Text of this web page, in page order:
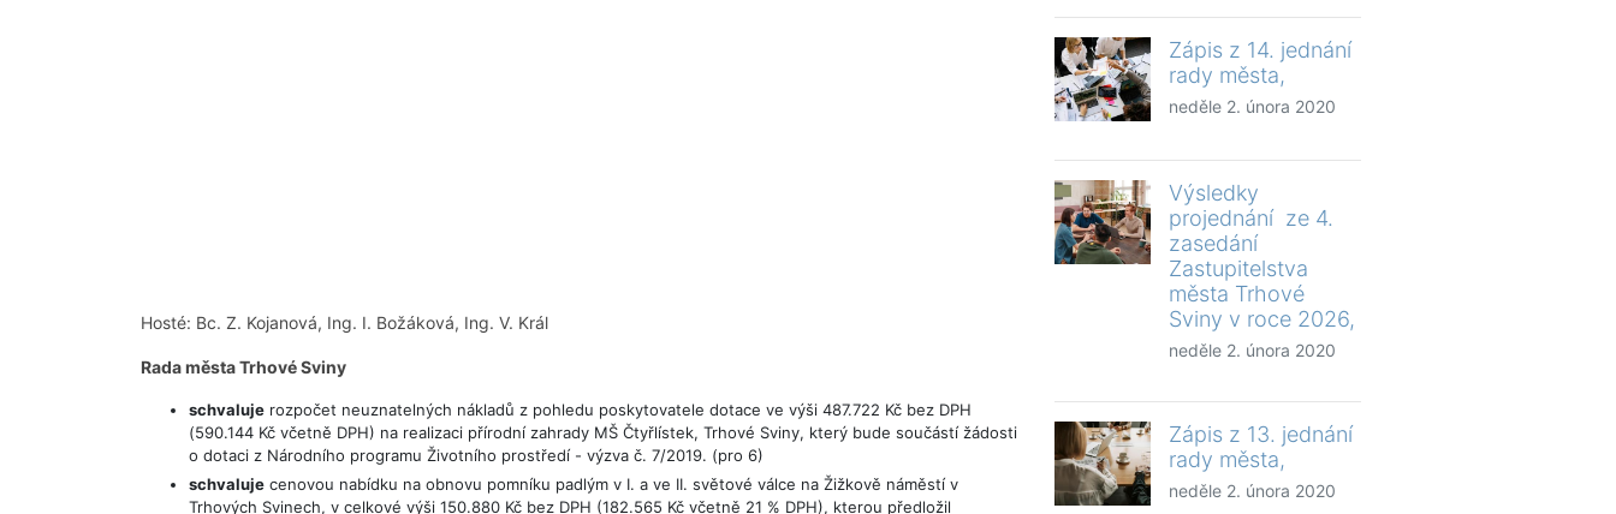
Hosté: Bc. Z. Kojanová, Ing. I. Božáková, Ing. V. Král
Rada města Trhové Sviny
schvaluje rozpočet neuznatelných nákladů z pohledu poskytovatele dotace ve výši 487.722 Kč bez DPH
(590.144 Kč včetně DPH) na realizaci přírodní zahrady MŠ Čtyřlístek, Trhové Sviny, který bude součástí žádosti
o dotaci z Národního programu Životního prostředí - výzva č. 7/2019. (pro 6)
schvaluje cenovou nabídku na obnovu pomníku padlým v I. a ve II. světové válce na Žižkově náměstí v
Trhových Svinech, v celkové výši 150.880 Kč bez DPH (182.565 Kč včetně 21 % DPH), kterou předložil
Zápis z 14. jednání
rady města,
neděle 2. února 2020
Výsledky
projednání ze 4.
zasedání
Zastupitelstva
města Trhové
Sviny v roce 2026,
neděle 2. února 2020
Zápis z 13. jednání
rady města,
neděle 2. února 2020